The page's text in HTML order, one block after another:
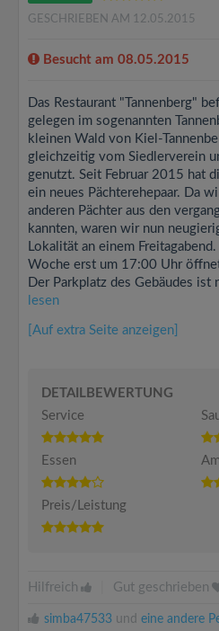
GESCHRIEBEN AM 12.05.2015
Besucht am 08.05.2015
Das Restaurant "Tannenberg"
gelegen im sogenannten
kleinen Wald von Kiel-
gleichzeitig vom Siedlerverein
genutzt. Seit Februar 2015 hat
ein neues Pächterehepaar. Da
anderen Pächter aus den
kannten, waren wir nun
Lokalität an einem
Woche erst um 17:00 Uhr
Der Parkplatz des Gebäudes ist
lesen
[Auf extra Seite anzeigen]
DETAILBEWERTUNG
Service
Essen
Preis/Leistung
Hilfreich Gut geschrieben
simba47533 und eine andere